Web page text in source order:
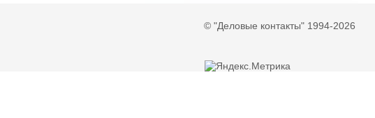
© "Деловые контакты" 1994-2026